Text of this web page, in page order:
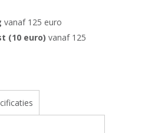
vanaf 125 euro
(10 euro) vanaf 125